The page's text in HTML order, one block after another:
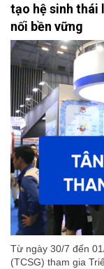
tạo hệ sinh thái
nối bền vững
Từ ngày 30/7 đến
(TCSG) tham gia